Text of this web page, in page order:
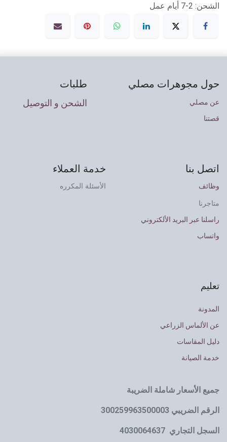
الشحن: 2-7 أيام عمل
حول مجوهرات مصلي
عن مصلي
قصتنا
طلبات
الشحن و التوصيل
اتصل بنا
وظائف
متاجرنا
راسلنا عبر البريد الألكتروني
واتساب
خدمة العملاء
الأسئلة المكرره
تعليم
المدونة
عن الألماس الزراعي
دليل المقاسات
خدمة الصيانة
جميع الأسعار شاملة الضريبة
الرقم الضريبي 300259963500003
السجل التجاري 4030064637